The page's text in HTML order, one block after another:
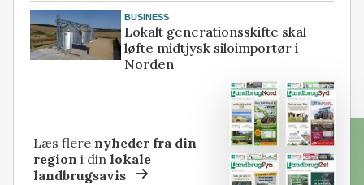
BUSINESS
Lokalt generationsskifte skal
løfte midtjysk siloimportør i
Norden
Læs flere nyheder fra din
region i dinlokale
landbrugsavis